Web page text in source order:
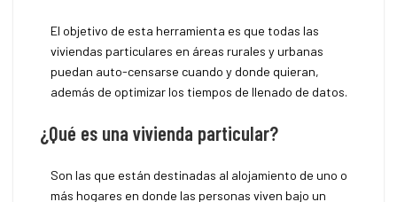
El objetivo de esta herramienta es que todas las
viviendas particulares en áreas rurales y urbanas
puedan auto-censarse cuando y donde quieran,
además de optimizar los tiempos de llenado de datos.
¿Qué es una vivienda particular?
Son las que están destinadas al alojamiento de uno o
más hogares en donde las personas viven bajo un